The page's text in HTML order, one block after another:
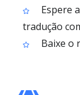
Espere
tradução
Baixe o